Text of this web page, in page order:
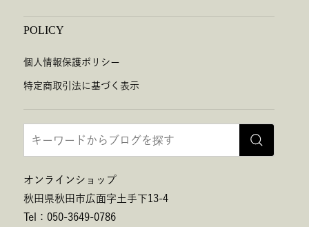
POLICY
個人情報保護ポリシー
特定商取引法に基づく表示
オンラインショップ
秋田県秋田市広面字土手下13-4
Tel：050-3649-0786